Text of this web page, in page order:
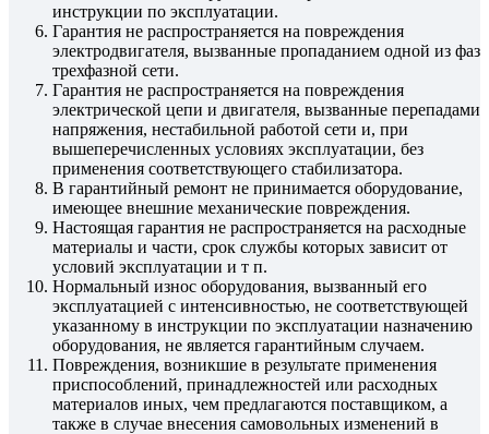
инструкции по эксплуатации.
Гарантия не распространяется на повреждения
электродвигателя, вызванные пропаданием одной из фаз
трехфазной сети.
Гарантия не распространяется на повреждения
электрической цепи и двигателя, вызванные перепадами
напряжения, нестабильной работой сети и, при
вышеперечисленных условиях эксплуатации, без
применения соответствующего стабилизатора.
В гарантийный ремонт не принимается оборудование,
имеющее внешние механические повреждения.
Настоящая гарантия не распространяется на расходные
материалы и части, срок службы которых зависит от
условий эксплуатации и т п.
Нормальный износ оборудования, вызванный его
эксплуатацией с интенсивностью, не соответствующей
указанному в инструкции по эксплуатации назначению
оборудования, не является гарантийным случаем.
Повреждения, возникшие в результате применения
приспособлений, принадлежностей или расходных
материалов иных, чем предлагаются поставщиком, а
также в случае внесения самовольных изменений в